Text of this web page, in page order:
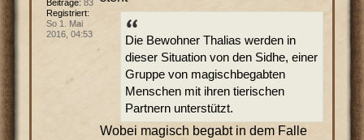
Die Bewohner Thalias werden in
dieser Situation von den Sidhe, einer
Gruppe von magischbegabten
Menschen mit ihren tierischen
Partnern unterstützt.
Wobei magisch begabt in dem Falle
Beiträge: 83
Registriert:
So 1. Mai
2016, 04:53